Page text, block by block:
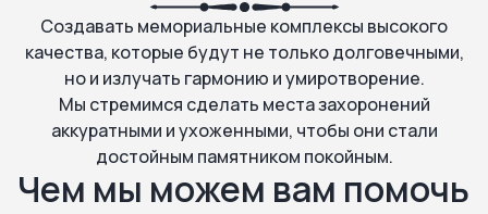
Создавать мемориальные комплексы высокого
качества, которые будут не только долговечными,
но и излучать гармонию и умиротворение.
Мы стремимся сделать места захоронений
аккуратными и ухоженными, чтобы они стали
достойным памятником покойным.
Чем мы можем вам помочь